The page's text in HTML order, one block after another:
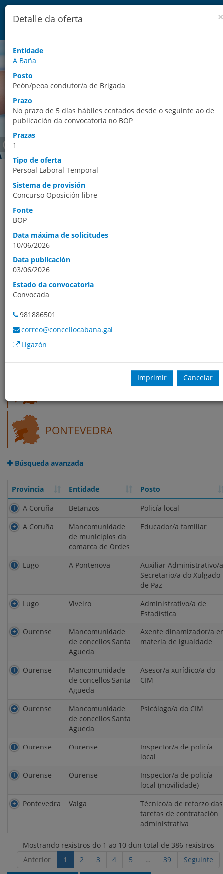
Ofertas de emprego
Este espazo permite ao usuario acceder aos datos agregados de
publicadas en Boletíns Oficiais. A búsqueda das ofertas de
emprego vixentes pode facerse por provincia, premendo no
correspondente, ou premendo na opción búsqueda avanzada,
que permite afinar os criterios da mesma. Os resultados das
publicación da oferta.
×
Detalle da oferta
Entidade
A Baña
Posto
Peón/peoa condutor/a de Brigada
Prazo
No prazo de 5 días hábiles contados desde o seguinte ao de
publicación da convocatoria no BOP
Prazas
1
Tipo de oferta
Persoal Laboral Temporal
Sistema de provisión
Concurso Oposición libre
Fonte
BOP
Data máxima de solicitudes
10/06/2026
Data publicación
03/06/2026
Estado da convocatoria
Convocada
981886501
correo@concellocabana.gal
Ligazón
Imprimir Cancelar
GALICIA
A CORUÑA
LUGO
PONTEVEDRA
Búsqueda avanzada
Provincia Entidade
Posto
Provincia
Entidade Posto
A Coruña Betanzos
Policía local
A Coruña
Mancomunidade
de municipios da
comarca de Ordes
Educador/a familiar
Lugo A Pontenova
Auxiliar Administrativo/a
Secretario/a do Xulgado
de Paz
Lugo
Viveiro
Administrativo/a de
Estadística
Ourense
Mancomunidade
de concellos Santa
Agueda
Axente dinamizador/a
materia de igualdade
Ourense
Mancomunidade
de concellos Santa
Agueda
Asesor/a xurídico/a do
CIM
Ourense
Mancomunidade
de concellos Santa
Agueda
Psicólogo/a do CIM
Ourense Ourense
Inspector/a de policía
local
Ourense
Ourense
Inspector/a de policía
local (movilidade)
Pontevedra
Valga
Técnico/a de reforzo das
tarefas de contratación
administrativa
Mostrando rexistros do 1 ao 10 dun total de 386 rexistros
Anterior
1 2 3 4 5 … 39 Seguinte